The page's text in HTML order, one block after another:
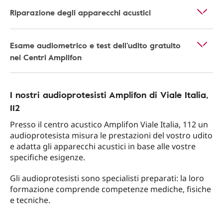
Riparazione degli apparecchi acustici
Esame audiometrico e test dell’udito gratuito
nei Centri Amplifon
I nostri audioprotesisti Amplifon di Viale Italia,
112
Presso il centro acustico Amplifon Viale Italia, 112 un
audioprotesista misura le prestazioni del vostro udito
e adatta gli apparecchi acustici in base alle vostre
specifiche esigenze.
Gli audioprotesisti sono specialisti preparati: la loro
formazione comprende competenze mediche, fisiche
e tecniche.